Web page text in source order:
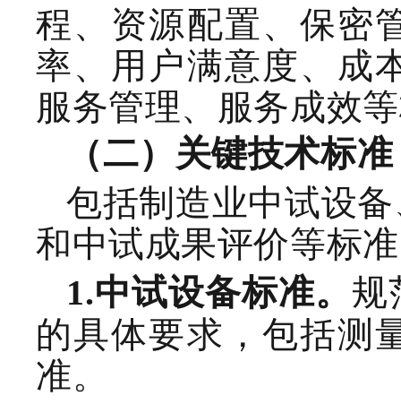
程、资源配置、保密
率、用户满意度、成
服务管理、 服务成效等
（二）关键技术标准
包括制造业中试设
和中试成果评价等标
1.中试设备标准。 规
的具体要求，包括测
准。